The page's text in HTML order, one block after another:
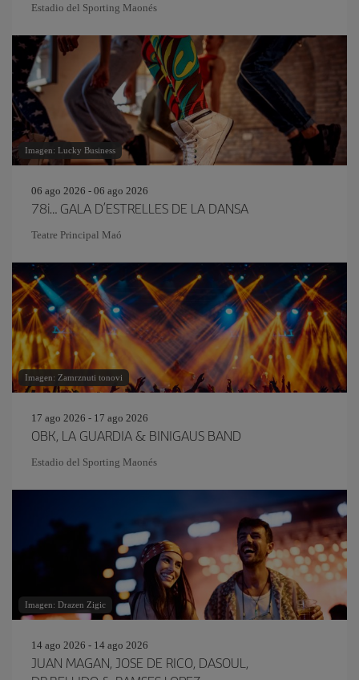
Estadio del Sporting Maonés
Imagen: Lucky Business
06 ago 2026 - 06 ago 2026
78i… GALA D’ESTRELLES DE LA DANSA
Teatre Principal Maó
Imagen: Zamrznuti tonovi
17 ago 2026 - 17 ago 2026
OBK, LA GUARDIA & BINIGAUS BAND
Estadio del Sporting Maonés
Imagen: Drazen Zigic
14 ago 2026 - 14 ago 2026
JUAN MAGAN, JOSE DE RICO, DASOUL,